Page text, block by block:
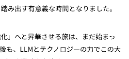
み出す有意義な時間となりました。
」へと昇華させる旅は、まだ始まっ
も、LLMとテクノロジーの力でこの大